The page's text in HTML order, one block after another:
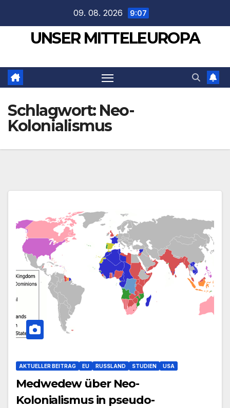
springen
09. 08. 2026 9:07
UNSER MITTELEUROPA
Schlagwort: Neo-
Kolonialismus
AKTUELLER BEITRAG EU RUSSLAND STUDIEN USA
Medwedew über Neo-
Kolonialismus in pseudo-